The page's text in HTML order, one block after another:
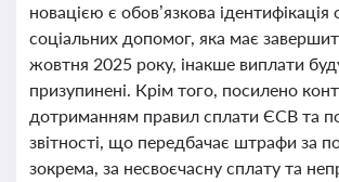
новацією є обов’язкова ідентифікація
соціальних допомог, яка має
жовтня 2025 року, інакше виплати
призупинені. Крім того, посилено
дотриманням правил сплати ЄСВ та
звітності, що передбачає штрафи за
зокрема, за несвоєчасну сплату та